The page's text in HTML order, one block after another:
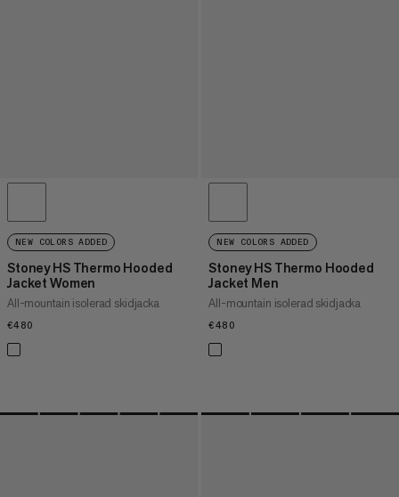
NEW COLORS ADDED
Stoney HS Thermo Hooded
Jacket Women
All-mountain isolerad skidjacka
€480
NEW COLORS ADDED
Stoney HS Thermo Hooded
Jacket Men
All-mountain isolerad skidjacka
€480